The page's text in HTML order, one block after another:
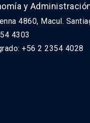
y
4860, Macul.
4303
+56 2 2354 4028